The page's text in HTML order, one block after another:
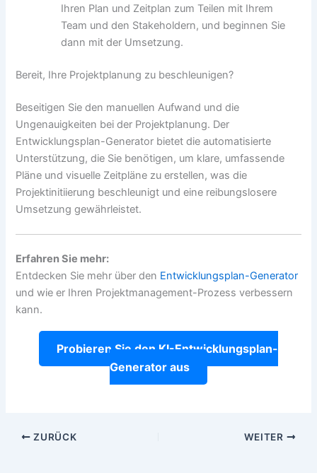
Ihren Plan und Zeitplan zum Teilen mit Ihrem
Team und den Stakeholdern, und beginnen Sie
dann mit der Umsetzung.
Bereit, Ihre Projektplanung zu beschleunigen?
Beseitigen Sie den manuellen Aufwand und die
Ungenauigkeiten bei der Projektplanung. Der
Entwicklungsplan-Generator bietet die automatisierte
Unterstützung, die Sie benötigen, um klare, umfassende
Pläne und visuelle Zeitpläne zu erstellen, was die
Projektinitiierung beschleunigt und eine reibungslosere
Umsetzung gewährleistet.
Erfahren Sie mehr:
Entdecken Sie mehr über den Entwicklungsplan-Generator
und wie er Ihren Projektmanagement-Prozess verbessern
kann.
Probieren Sie den KI-Entwicklungsplan-
Generator aus
ZURÜCK WEITER